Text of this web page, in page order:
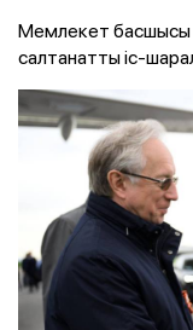
Мемлекет басшысы
салтанатты іс-